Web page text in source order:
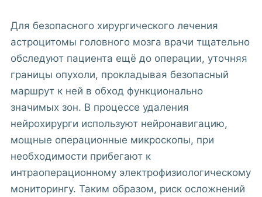
Для безопасного хирургического лечения
астроцитомы головного мозга врачи тщательно
обследуют пациента ещё до операции, уточняя
границы опухоли, прокладывая безопасный
маршрут к ней в обход функционально
значимых зон. В процессе удаления
нейрохирурги используют нейронавигацию,
мощные операционные микроскопы, при
необходимости прибегают к
интраоперационному электрофизиологическому
мониторингу. Таким образом, риск осложнений